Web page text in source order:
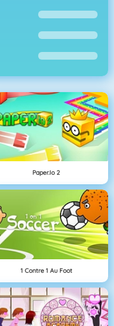
Paper.io 2
1 Contre 1 Au Foot